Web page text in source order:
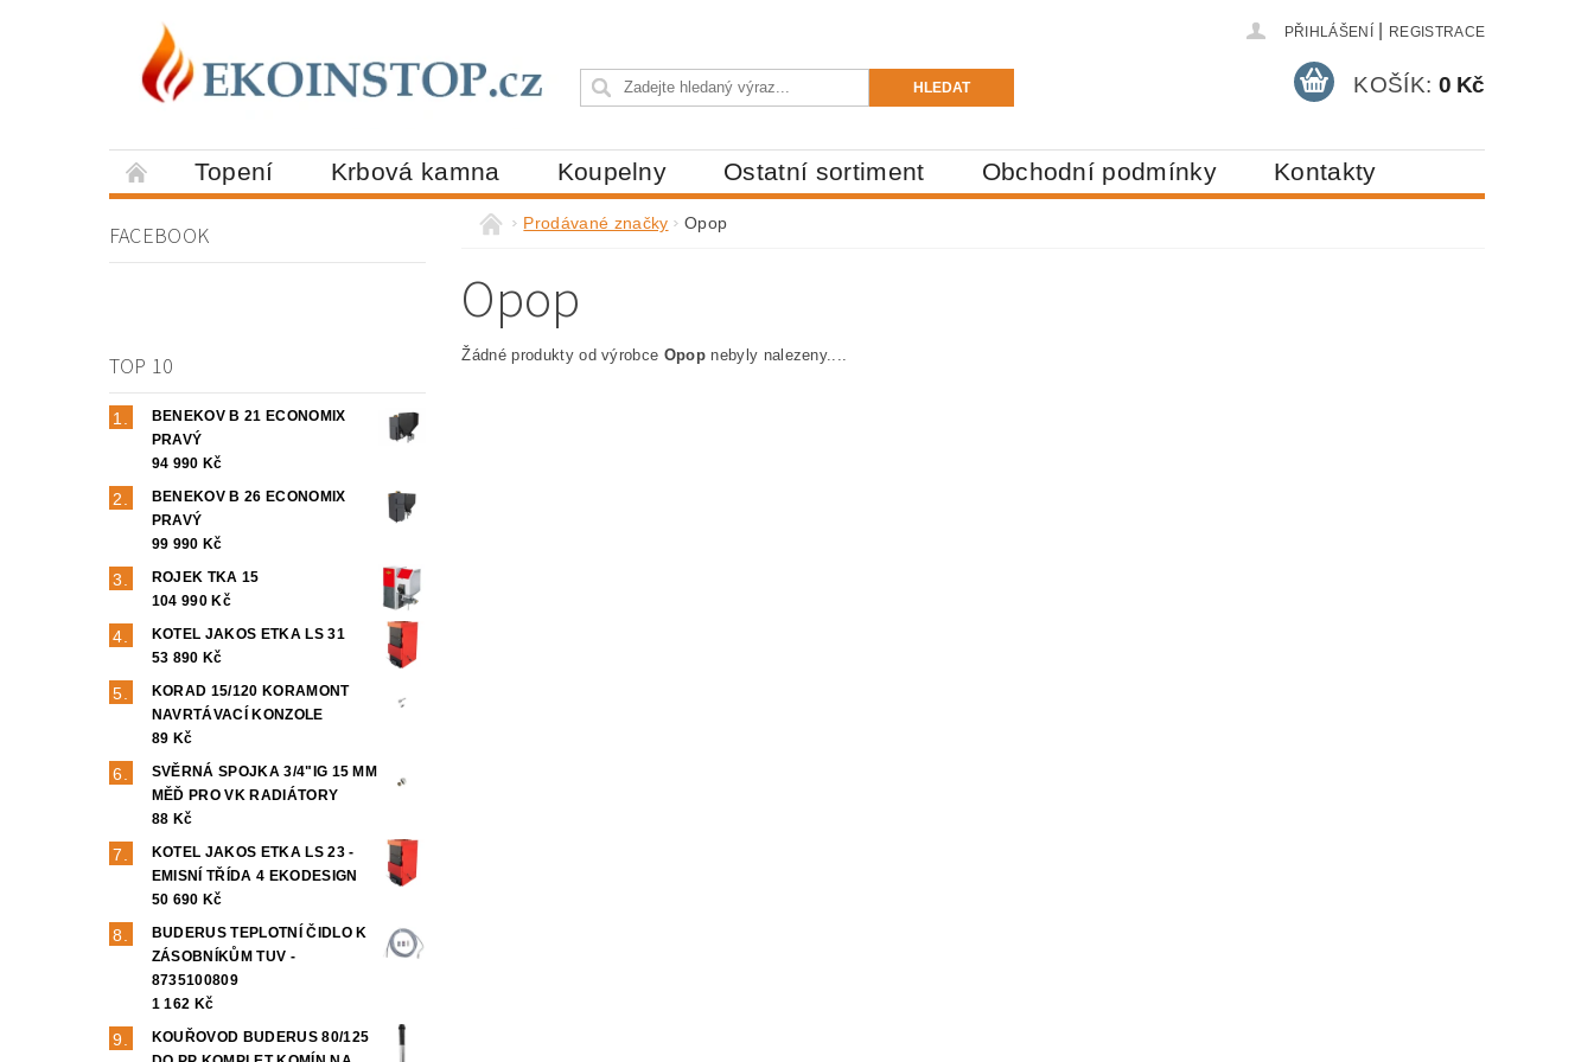
PŘIHLÁŠENÍ REGISTRACE
KOŠÍK: 0 Kč
Topení Krbová kamna Koupelny Ostatní sortiment Obchodní podmínky Kontakty
FACEBOOK
TOP 10
BENEKOV B 21 ECONOMIX
PRAVÝ
94 990 Kč
BENEKOV B 26 ECONOMIX
PRAVÝ
99 990 Kč
ROJEK TKA 15
104 990 Kč
KOTEL JAKOS ETKA LS 31
53 890 Kč
KORAD 15/120 KORAMONT
NAVRTÁVACÍ KONZOLE
89 Kč
SVĚRNÁ SPOJKA 3/4"IG 15 MM
MĚĎ PRO VK RADIÁTORY
88 Kč
KOTEL JAKOS ETKA LS 23 -
EMISNÍ TŘÍDA 4 EKODESIGN
50 690 Kč
BUDERUS TEPLOTNÍ ČIDLO K
ZÁSOBNÍKŮM TUV -
8735100809
1 162 Kč
KOUŘOVOD BUDERUS 80/125
Prodávané značky Opop
Opop
Žádné produkty od výrobce Opop nebyly nalezeny....